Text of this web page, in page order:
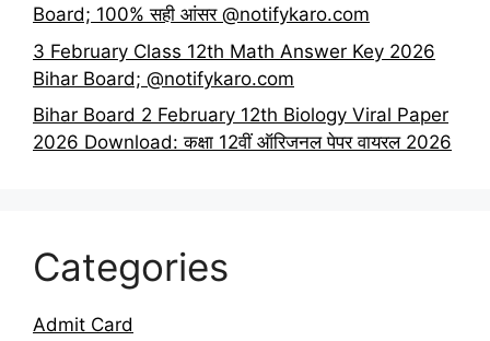
Board; 100% सही आंसर @notifykaro.com
3 February Class 12th Math Answer Key 2026
Bihar Board; @notifykaro.com
Bihar Board 2 February 12th Biology Viral Paper
2026 Download: कक्षा 12वीं ऑरिजनल पेपर वायरल 2026
Categories
Admit Card